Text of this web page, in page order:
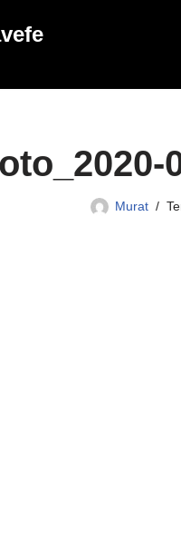
Murat